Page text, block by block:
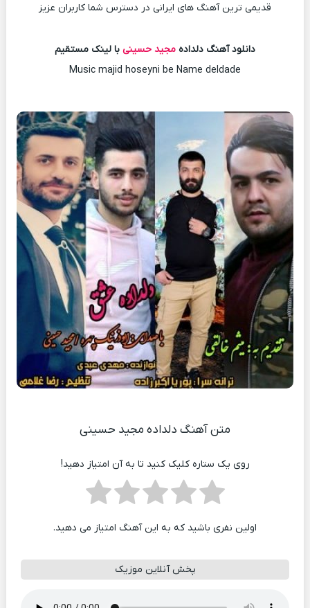
قدیمی ترین آهنگ های ایرانی در دسترس شما کاربران عزیز
دانلود آهنگ دلداده مجید حسینی با لینک مستقیم
Music majid hoseyni be Name deldade
متن آهنگ دلداده مجید حسینی
روی یک ستاره کلیک کنید تا به آن امتیاز دهید!
اولین نفری باشید که به این آهنگ امتیاز می دهید.
پخش آنلاین موزیک